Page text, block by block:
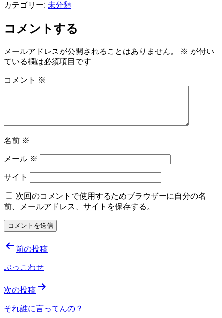
カテゴリー: 未分類
コメントする
メールアドレスが公開されることはありません。 ※ が付い
ている欄は必須項目です
コメント ※
名前 ※
メール ※
サイト
次回のコメントで使用するためブラウザーに自分の名
前、メールアドレス、サイトを保存する。
投
稿
ビ
ゲ
前の投稿
ぶっこわせ
次の投稿
それ誰に言ってんの？